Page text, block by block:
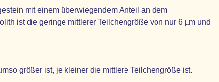
mit einem überwiegendem Anteil an dem
ist die geringe mittlerer Teilchengröße von nur 6 µm und
größer ist, je kleiner die mittlere Teilchengröße ist.